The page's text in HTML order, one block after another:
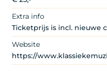
Extra info
Ticketprijs is incl. nieuwe
Website
https://